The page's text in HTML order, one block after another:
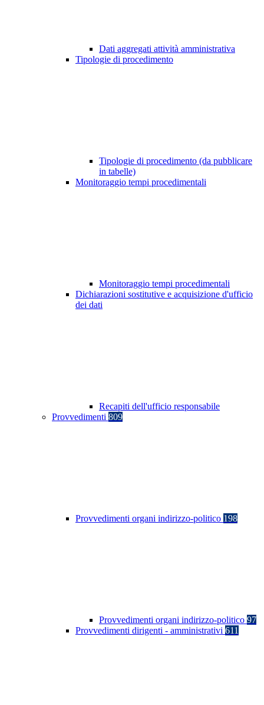
Dati aggregati attività amministrativa
Tipologie di procedimento
Tipologie di procedimento (da pubblicare
in tabelle)
Monitoraggio tempi procedimentali
Monitoraggio tempi procedimentali
Dichiarazioni sostitutive e acquisizione d'ufficio
dei dati
Recapiti dell'ufficio responsabile
Provvedimenti 809
Provvedimenti organi indirizzo-politico 198
Provvedimenti organi indirizzo-politico 97
Provvedimenti dirigenti - amministrativi 611